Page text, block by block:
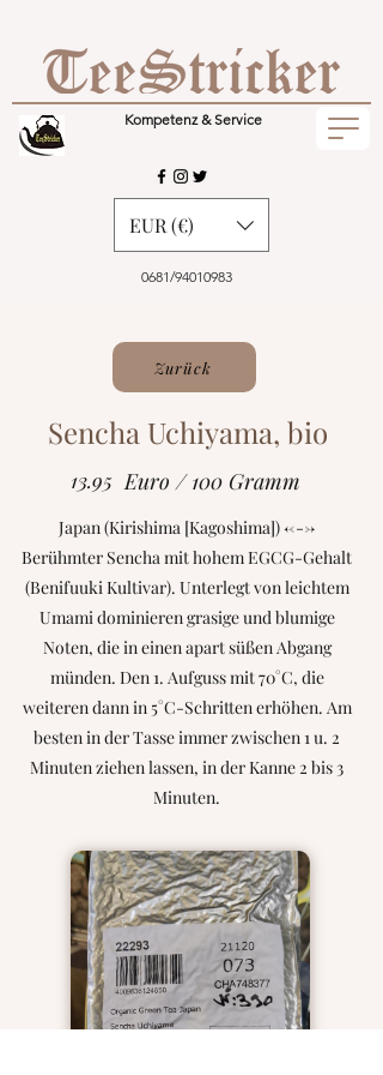
Kompetenz & Service
0681/94010983
EUR (€)
Zurück
Sencha Uchiyama, bio
13.95 Euro / 100 Gramm
Japan (Kirishima [Kagoshima]) <--->
Berühmter Sencha mit hohem EGCG-Gehalt
(Benifuuki Kultivar). Unterlegt von leichtem
Umami dominieren grasige und blumige
Noten, die in einen apart süßen Abgang
münden. Den 1. Aufguss mit 70°C, die
weiteren dann in 5°C-Schritten erhöhen. Am
besten in der Tasse immer zwischen 1 u. 2
Minuten ziehen lassen, in der Kanne 2 bis 3
Minuten.